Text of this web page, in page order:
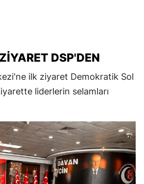
DSP'DEN
ilk ziyaret Demokratik Sol
liderlerin selamları